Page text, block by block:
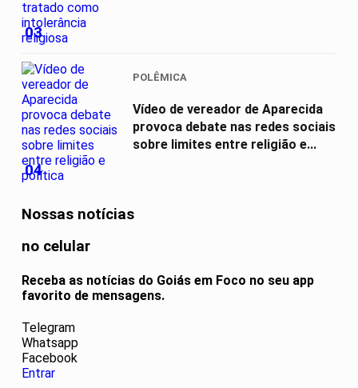
03
04
POLÊMICA
Vídeo de vereador de Aparecida
provoca debate nas redes sociais
sobre limites entre religião e...
Nossas notícias
no celular
Receba as notícias do Goiás em Foco no seu app
favorito de mensagens.
Telegram
Whatsapp
Facebook
Entrar